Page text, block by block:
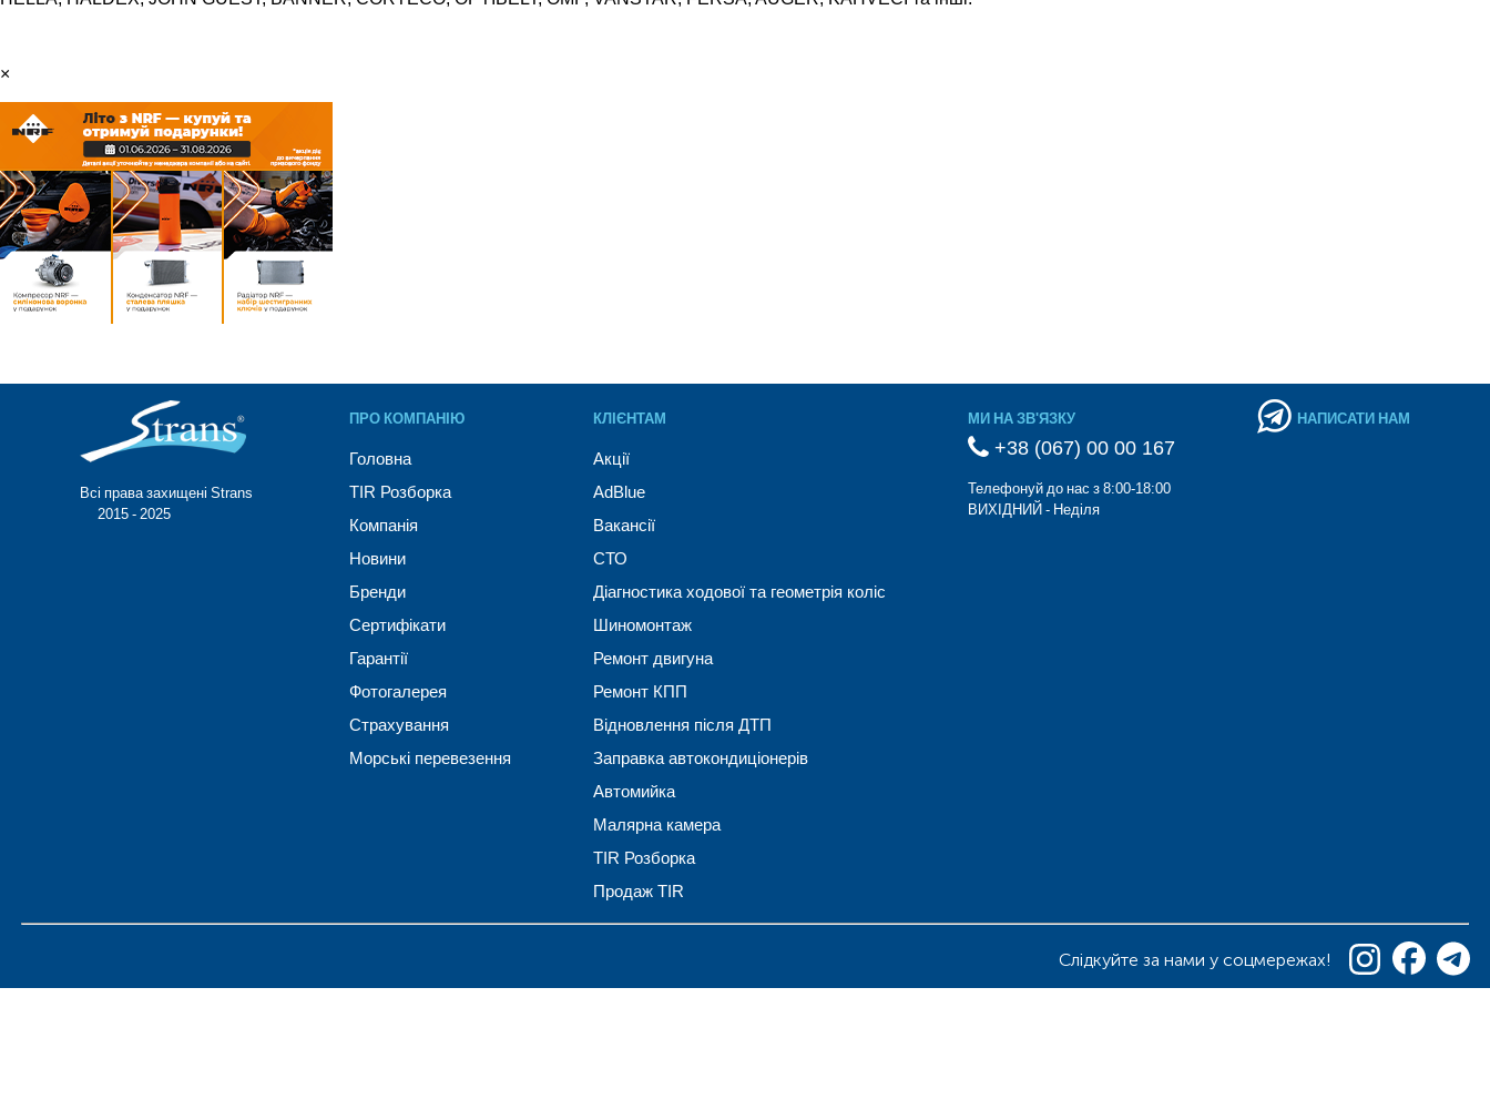
×
Всі права захищені Strans®
© 2015 - 2025
ПРО КОМПАНІЮ
Головна
TIR Розборка
Компанія
Новини
Бренди
Сертифікати
Гарантії
Фотогалерея
Страхування
Морські перевезення
КЛІЄНТАМ
Акції
AdBlue
Вакансії
СТО
Діагностика ходової та геометрія коліс
Шиномонтаж
Ремонт двигуна
Ремонт КПП
Відновлення після ДТП
Заправка автокондиціонерів
Автомийка
Малярна камера
TIR Розборка
Продаж TIR
МИ НА ЗВ'ЯЗКУ
+38 (067) 00 00 167
Телефонуй до нас з 8:00-18:00
ВИХІДНИЙ - Неділя
НАПИСАТИ НАМ
Слідкуйте за нами у соцмережах!